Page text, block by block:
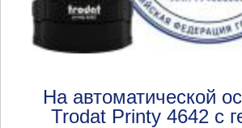
На автоматической
Trodat Printy 4642 с